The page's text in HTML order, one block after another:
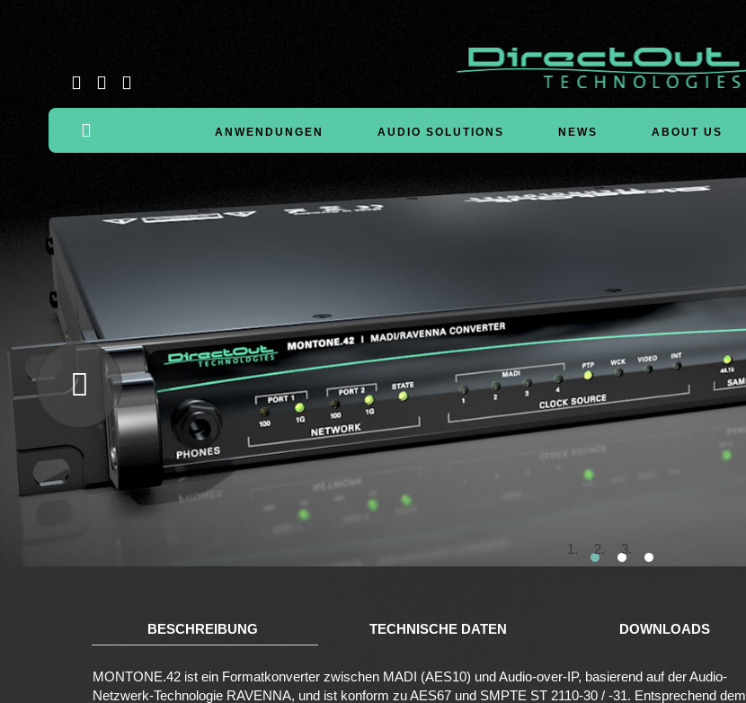
ANWENDUNGEN AUDIO SOLUTIONS NEWS ABOUT US
BESCHREIBUNG TECHNISCHE DATEN DOWNLOADS
MONTONE.42 ist ein Formatkonverter zwischen MADI (AES10) und Audio-over-IP, basierend auf der Audio-
Netzwerk-Technologie RAVENNA, und ist konform zu AES67 und SMPTE ST 2110-30 / -31. Entsprechend dem